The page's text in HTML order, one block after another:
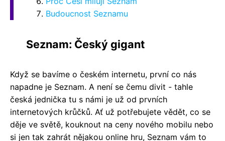
Budoucnost Seznamu
Seznam: Český gigant
Když se bavíme o českém internetu, první co nás
napadne je Seznam. A není se čemu divit - tahle
česká jednička tu s námi je už od prvních
internetových krůčků. Ať už potřebujete vědět, co se
děje ve světě, kouknout na ceny nového mobilu nebo
si jen tak zahrát nějakou online hru, Seznam vám to